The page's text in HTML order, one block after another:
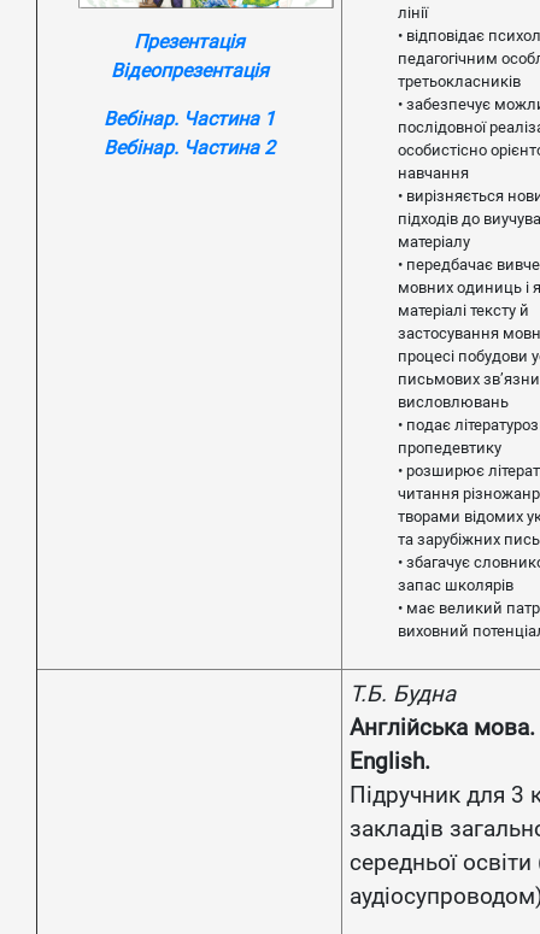
Презентація
Відеопрезентація
Вебінар. Частина 1
Вебінар. Частина 2
лінії
• відповідає
педагогічним
третьокласників
• забезпечує
послідовної
особистісно
навчання
• вирізняється
підходів до
матеріалу
• передбачає
мовних одиниць і
матеріалі тексту й
застосування
процесі побудови
письмових
висловлювань
• подає
пропедевтику
• розширює
читання
творами відомих
та зарубіжних
• збагачує
запас школярів
• має великий
виховний
Т.Б. Будна
Англійська мова.
English.
Підручник для 3
закладів
середньої освіти